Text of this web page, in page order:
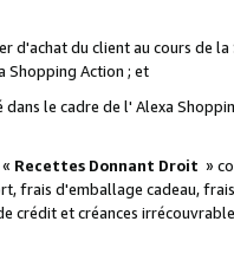
d'achat du client au cours de
Shopping Action ; et
le cadre de l' Alexa
Recettes Donnant Droit »
frais d'emballage cadeau,
crédit et créances